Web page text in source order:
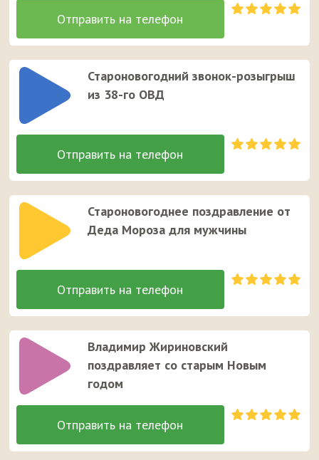
Староновогодний звонок-розыгрыш
из 38-го ОВД
Староновогоднее поздравление от
Деда Мороза для мужчины
Владимир Жириновский
поздравляет со старым Новым
годом